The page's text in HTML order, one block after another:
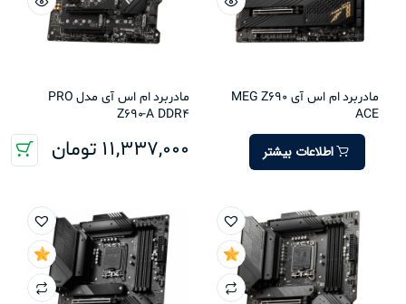
مادربرد ام اس آی MEG Z690
ACE
اطلاعات بیشتر
مادربرد ام اس آی مدل PRO
Z690-A DDR4
11,337,000 تومان